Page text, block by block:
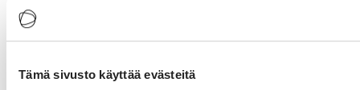
Tämä sivusto käyttää evästeitä